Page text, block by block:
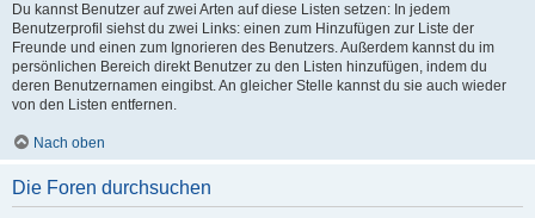
Du kannst Benutzer auf zwei Arten auf diese Listen setzen: In jedem
Benutzerprofil siehst du zwei Links: einen zum Hinzufügen zur Liste der
Freunde und einen zum Ignorieren des Benutzers. Außerdem kannst du im
persönlichen Bereich direkt Benutzer zu den Listen hinzufügen, indem du
deren Benutzernamen eingibst. An gleicher Stelle kannst du sie auch wieder
von den Listen entfernen.
Nach oben
Die Foren durchsuchen